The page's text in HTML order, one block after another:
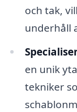
och tak,
underhåll
en unik
tekniker